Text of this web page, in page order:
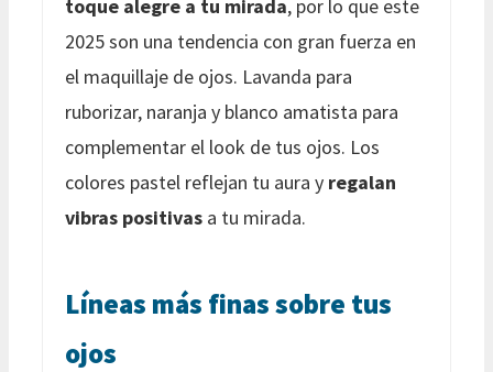
toque alegre a tu mirada, por lo que este
2025 son una tendencia con gran fuerza en
el maquillaje de ojos. Lavanda para
ruborizar, naranja y blanco amatista para
complementar el look de tus ojos. Los
colores pastel reflejan tu aura y regalan
vibras positivas a tu mirada.
Líneas más finas sobre tus
ojos